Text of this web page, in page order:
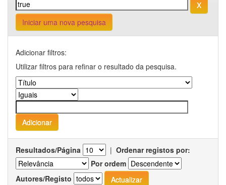
Iniciar uma nova pesquisa
Adicionar filtros:
Utilizar filtros para refinar o resultado da pesquisa.
Resultados/Página | Ordenar registos por:
Por ordem
Autores/Registo